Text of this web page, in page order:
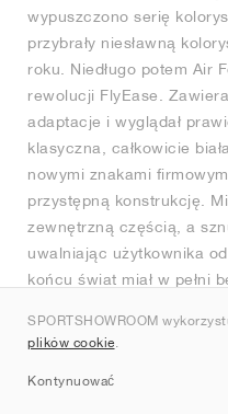
wypuszczono serię
przybrały niesławną
roku. Niedługo potem Air
rewolucji FlyEase.
adaptacje i wyglądał
klasyczna, całkowicie
nowymi znakami
przystępną konstrukcję.
zewnętrzną częścią, a
uwalniając użytkownika
końcu świat miał w pełni
SPORTSHOWROOM
plików cookie.
Kontynuować